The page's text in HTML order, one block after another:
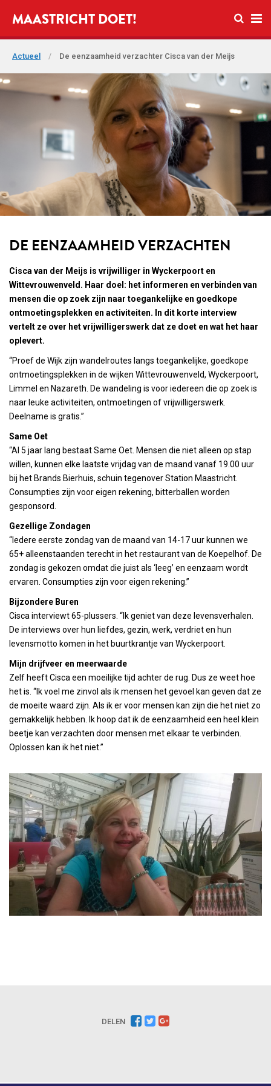
Open
MAASTRICHT DOET!
Actueel / De eenzaamheid verzachter Cisca van der Meijs
DE EENZAAMHEID VERZACHTEN
Cisca van der Meijs is vrijwilliger in Wyckerpoort en
Wittevrouwenveld. Haar doel: het informeren en verbinden van
mensen die op zoek zijn naar toegankelijke en goedkope
ontmoetingsplekken en activiteiten. In dit korte interview
vertelt ze over het vrijwilligerswerk dat ze doet en wat het haar
oplevert.
“Proef de Wijk zijn wandelroutes langs toegankelijke, goedkope
ontmoetingsplekken in de wijken Wittevrouwenveld, Wyckerpoort,
Limmel en Nazareth. De wandeling is voor iedereen die op zoek is
naar leuke activiteiten, ontmoetingen of vrijwilligerswerk.
Deelname is gratis.”
Same Oet
“Al 5 jaar lang bestaat Same Oet. Mensen die niet alleen op stap
willen, kunnen elke laatste vrijdag van de maand vanaf 19.00 uur
bij het Brands Bierhuis, schuin tegenover Station Maastricht.
Consumpties zijn voor eigen rekening, bitterballen worden
gesponsord.
Gezellige Zondagen
“Iedere eerste zondag van de maand van 14-17 uur kunnen we
65+ alleenstaanden terecht in het restaurant van de Koepelhof. De
zondag is gekozen omdat die juist als ‘leeg’ en eenzaam wordt
ervaren. Consumpties zijn voor eigen rekening.”
Bijzondere Buren
Cisca interviewt 65-plussers. “Ik geniet van deze levensverhalen.
De interviews over hun liefdes, gezin, werk, verdriet en hun
levensmotto komen in het buurtkrantje van Wyckerpoort.
Mijn drijfveer en meerwaarde
Zelf heeft Cisca een moeilijke tijd achter de rug. Dus ze weet hoe
het is. “Ik voel me zinvol als ik mensen het gevoel kan geven dat ze
de moeite waard zijn. Als ik er voor mensen kan zijn die het niet zo
gemakkelijk hebben. Ik hoop dat ik de eenzaamheid een heel klein
beetje kan verzachten door mensen met elkaar te verbinden.
Oplossen kan ik het niet.”
DELEN